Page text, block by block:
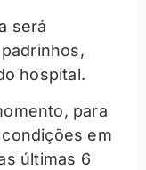
será
hospital.
para
em
últimas 6